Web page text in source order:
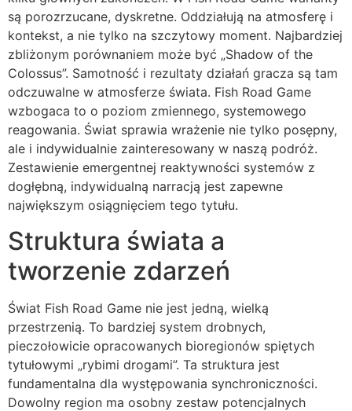
są porozrzucane, dyskretne. Oddziałują na atmosferę i
kontekst, a nie tylko na szczytowy moment. Najbardziej
zbliżonym porównaniem może być „Shadow of the
Colossus”. Samotność i rezultaty działań gracza są tam
odczuwalne w atmosferze świata. Fish Road Game
wzbogaca to o poziom zmiennego, systemowego
reagowania. Świat sprawia wrażenie nie tylko posępny,
ale i indywidualnie zainteresowany w naszą podróż.
Zestawienie emergentnej reaktywności systemów z
dogłębną, indywidualną narracją jest zapewne
największym osiągnięciem tego tytułu.
Struktura świata a
tworzenie zdarzeń
Świat Fish Road Game nie jest jedną, wielką
przestrzenią. To bardziej system drobnych,
pieczołowicie opracowanych bioregionów spiętych
tytułowymi „rybimi drogami”. Ta struktura jest
fundamentalna dla występowania synchroniczności.
Dowolny region ma osobny zestaw potencjalnych